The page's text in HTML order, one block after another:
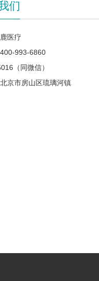
们
医疗
993-6860
（同微信）
京市房山区琉璃河镇